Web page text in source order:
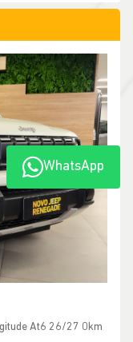
At6 26/27 0km
WhatsApp